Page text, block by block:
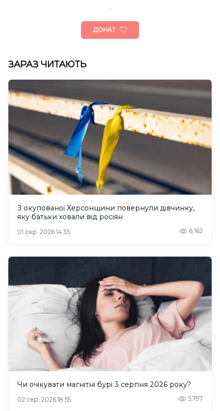
ДОНАТ
ЗАРАЗ ЧИТАЮТЬ
З окупованої Херсонщини повернули дівчинку,
яку батьки ховали від росіян
01 сер. 2026 14:35 6,162
Чи очікувати магнітні бурі 3 серпня 2026 року?
02 сер. 2026 18:55 5,797